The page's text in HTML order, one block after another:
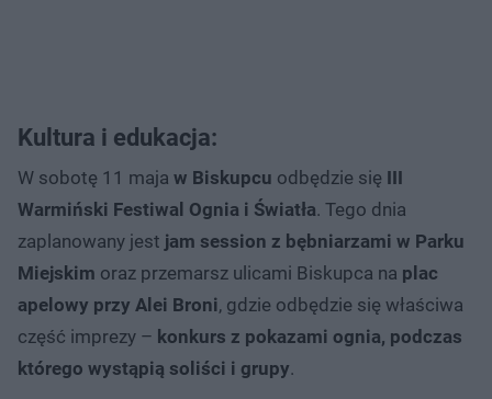
Kultura i edukacja:
W sobotę 11 maja w Biskupcu odbędzie się III
Warmiński Festiwal Ognia i Światła. Tego dnia
zaplanowany jest jam session z bębniarzami w Parku
Miejskim oraz przemarsz ulicami Biskupca na plac
apelowy przy Alei Broni, gdzie odbędzie się właściwa
część imprezy – konkurs z pokazami ognia, podczas
którego wystąpią soliści i grupy.